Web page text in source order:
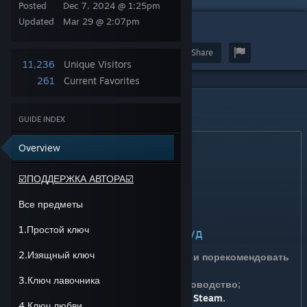
Posted
Updated
Dec 7, 2024 @ 1:25pm
Mar 29 @ 2:07pm
11,236
Unique Visitors
261
Current Favorites
GUIDE INDEX
Overview
☑️ПОДДЕРЖКА АВТОРА☑️
Все предметы
1.Простой ключ
2.Изящный ключ
3.Ключ лавочника
Share
Благодарность за мой труд
Добавить в избранное, оценить и порекомендовать
Прокомментировать данное руководство;
Поддержка игровыми вещами в Steam.